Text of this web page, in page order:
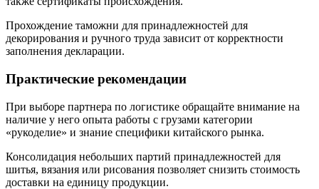
Прохождение таможни для принадлежностей для
декорирования и ручного труда зависит от корректности
заполнения декларации.
Практические рекомендации
При выборе партнера по логистике обращайте внимание на
наличие у него опыта работы с грузами категории
«рукоделие» и знание специфики китайского рынка.
Консолидация небольших партий принадлежностей для
шитья, вязания или рисования позволяет снизить стоимость
доставки на единицу продукции.